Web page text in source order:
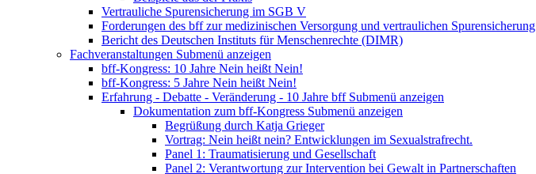
Vertrauliche Spurensicherung im SGB V
Forderungen des bff zur medizinischen Versorgung und vertraulichen Spurensicherung
Bericht des Deutschen Instituts für Menschenrechte (DIMR)
Fachveranstaltungen Submenü anzeigen
bff-Kongress: 10 Jahre Nein heißt Nein!
bff-Kongress: 5 Jahre Nein heißt Nein!
Erfahrung - Debatte - Veränderung - 10 Jahre bff Submenü anzeigen
Dokumentation zum bff-Kongress Submenü anzeigen
Begrüßung durch Katja Grieger
Vortrag: Nein heißt nein? Entwicklungen im Sexualstrafrecht.
Panel 1: Traumatisierung und Gesellschaft
Panel 2: Verantwortung zur Intervention bei Gewalt in Partnerschaften